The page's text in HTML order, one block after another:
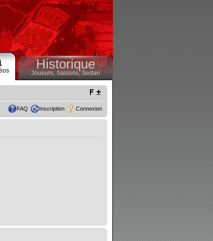
Historique
Joueurs, Saisons,Sedan
FAQ Inscription Connexion